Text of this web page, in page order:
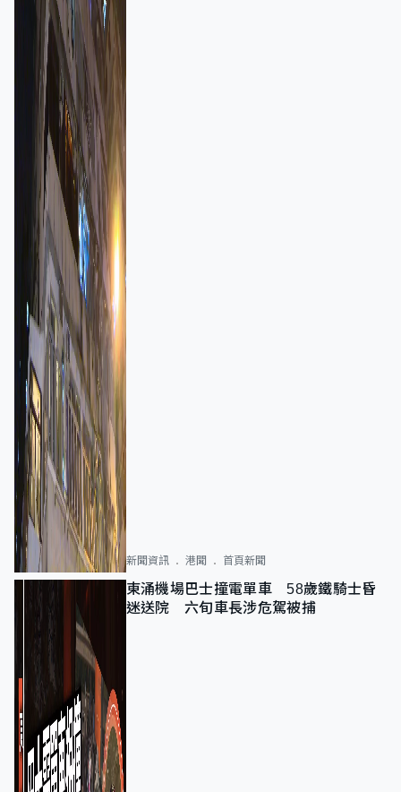
新聞資訊 港聞 首頁新聞
東涌機場巴士撞電單車 58歲鐵騎士昏
迷送院 六旬車長涉危駕被捕